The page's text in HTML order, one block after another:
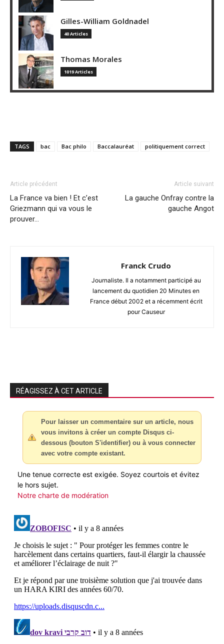
Gilles-William Goldnadel
40 Articles
Thomas Morales
1019 Articles
TAGS bac Bac philo Baccalauréat politiquement correct
Article précédent
La France va bien ! Et c’est
Griezmann qui va vous le
prouver…
Article suivant
La gauche Onfray contre la
gauche Angot
Franck Crudo
Journaliste. Il a notamment participé au
lancement du quotidien 20 Minutes en
France début 2002 et a récemment écrit
pour Causeur
RÉAGISSEZ À CET ARTICLE
Pour laisser un commentaire sur un article, nous
vous invitons à créer un compte Disqus ci-
dessous (bouton S'identifier) ou à vous connecter
avec votre compte existant.
Une tenue correcte est exigée. Soyez courtois et évitez
le hors sujet.
Notre charte de modération